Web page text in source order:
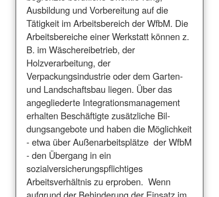
Ausbildung und Vorbereitung auf die
Tätigkeit im Arbeitsbereich der WfbM. Die
Arbeitsbereiche einer Werkstatt können z.
B. im Wäschereibetrieb, der
Holzverarbeitung, der
Verpackungsindustrie oder dem Garten-
und Landschaftsbau liegen. Über das
angegliederte Integrationsmanagement
erhalten Beschäftigte zusätzliche Bil-
dungsangebote und haben die Möglichkeit
- etwa über Außenarbeitsplätze der WfbM
- den Übergang in ein
sozialversicherungspflichtiges
Arbeitsverhältnis zu erproben. Wenn